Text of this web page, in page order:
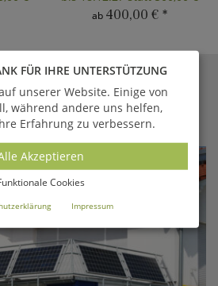
ab 400,00 € *
MAGAZIN
aus unserem Online-Magazin
FÜR IHRE UNTERSTÜTZUNG
unserer Website. Einige von
während andere uns helfen,
Erfahrung zu verbessern.
Akzeptieren
Cookies
Impressum